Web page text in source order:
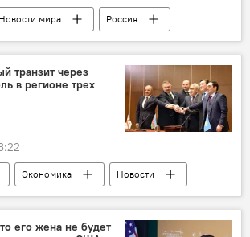
Новости мира Россия
транзит через
в регионе трех
Экономика
Новости
Джавид Гурбанов
Аскар Мамин
его жена не будет